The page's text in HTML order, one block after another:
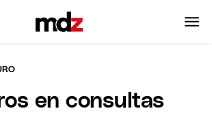
en consultas